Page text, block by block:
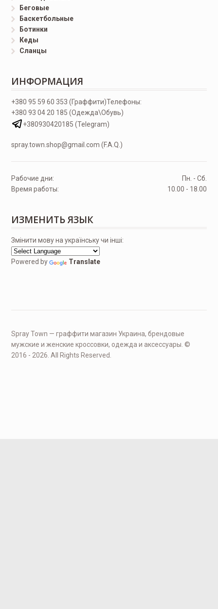
Беговые
Баскетбольные
Ботинки
Кеды
Сланцы
ИНФОРМАЦИЯ
Телефоны:
+380 95 59 60 353 (Граффити)
+380 93 04 20 185 (Одежда\Обувь)
+380930420185 (Telegram)
spray.town.shop@gmail.com (F.A.Q.)
Рабочие дни:
Пн. - Сб.
Время работы:
10.00 - 18.00
ИЗМЕНИТЬ ЯЗЫК
Змінити мову на українську чи інші:
Powered by Translate
Spray Town — граффити магазин Украина, брендовые
мужские и женские кроссовки, одежда и аксессуары. ©
2016 - 2026. All Rights Reserved.